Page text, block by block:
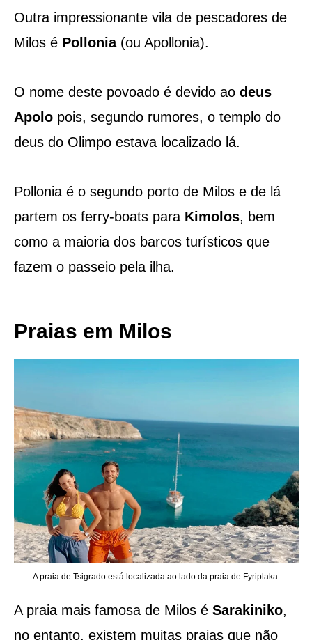
Outra impressionante vila de pescadores de
Milos éPollonia(ou Apollonia).
O nome deste povoado é devido ao deus
Apolo pois, segundo rumores, o templo do
deus do Olimpo estava localizado lá.
Pollonia é o segundo porto de Milos e de lá
partem os ferry-boats para Kimolos, bem
como a maioria dos barcos turísticos que
fazem o passeio pela ilha.
Praias em Milos
A praia de Tsigrado está localizada ao lado da praia de Fyriplaka.
A praia mais famosa de Milos é Sarakiniko,
no entanto, existem muitas praias que não